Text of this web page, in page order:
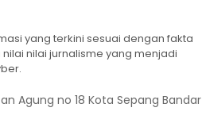
yang terkini sesuai dengan fakta
nilai jurnalisme yang menjadi
Agung no 18 Kota Sepang Bandar